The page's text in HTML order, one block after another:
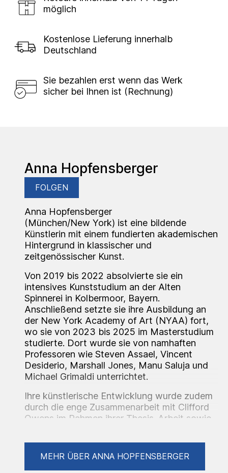
möglich
Kostenlose Lieferung innerhalb
Deutschland
Sie bezahlen erst wenn das Werk
sicher bei Ihnen ist (Rechnung)
Anna Hopfensberger
FOLGEN
Anna Hopfensberger
(München/New York) ist eine bildende
Künstlerin mit einem fundierten akademischen
Hintergrund in klassischer und
zeitgenössischer Kunst.
Von 2019 bis 2022 absolvierte sie ein
intensives Kunststudium an der Alten
Spinnerei in Kolbermoor, Bayern.
Anschließend setzte sie ihre Ausbildung an
der New York Academy of Art (NYAA) fort,
wo sie von 2023 bis 2025 im Masterstudium
studierte. Dort wurde sie von namhaften
Professoren wie Steven Assael, Vincent
Desiderio, Marshall Jones, Manu Saluja und
Michael Grimaldi unterrichtet.
Ihre künstlerische Entwicklung wurde zudem
durch die enge Zusammenarbeit mit Clifford
Owens im Rahmen ihrer Thesis-Arbeit sowie
Benaroya geprägt.
MEHR ÜBER ANNA HOPFENSBERGER